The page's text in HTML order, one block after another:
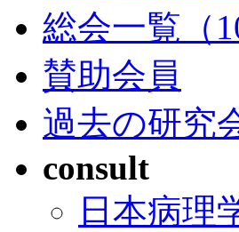
総会一覧（
賛助会員
過去の研究
consult
日本病理